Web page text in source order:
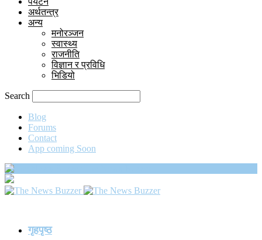
अर्थतन्त्र
अन्य
मनोरञ्जन
स्वास्थ्य
राजनीति
विज्ञान र प्रविधि
भिडियो
Search
Blog
Forums
Contact
App coming Soon
गृहपृष्ठ